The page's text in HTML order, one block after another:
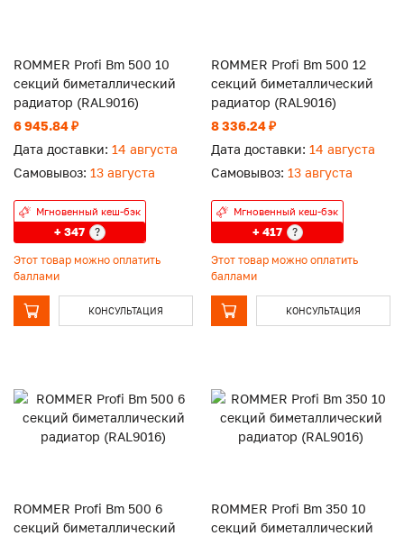
ROMMER Profi Bm 500 10
секций биметаллический
радиатор (RAL9016)
6 945.84 ₽
Дата доставки: 14 августа
Самовывоз: 13 августа
Мгновенный кеш-бэк
+ 347 ?
Этот товар можно оплатить
баллами
КОНСУЛЬТАЦИЯ
ROMMER Profi Bm 500 12
секций биметаллический
радиатор (RAL9016)
8 336.24 ₽
Дата доставки: 14 августа
Самовывоз: 13 августа
Мгновенный кеш-бэк
+ 417 ?
Этот товар можно оплатить
баллами
КОНСУЛЬТАЦИЯ
ROMMER Profi Bm 500 6
секций биметаллический
ROMMER Profi Bm 350 10
секций биметаллический